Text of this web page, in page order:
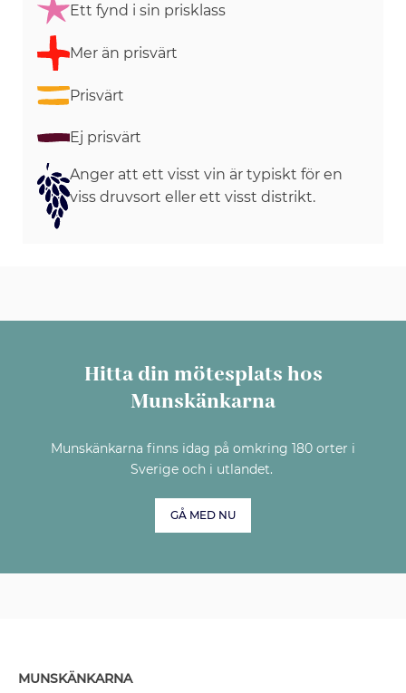
Ett fynd i sin prisklass
Mer än prisvärt
Prisvärt
Ej prisvärt
Anger att ett visst vin är typiskt för en
viss druvsort eller ett visst distrikt.
Hitta din mötesplats hos
Munskänkarna
Munskänkarna finns idag på omkring 180 orter i
Sverige och i utlandet.
GÅ MED NU
MUNSKÄNKARNA